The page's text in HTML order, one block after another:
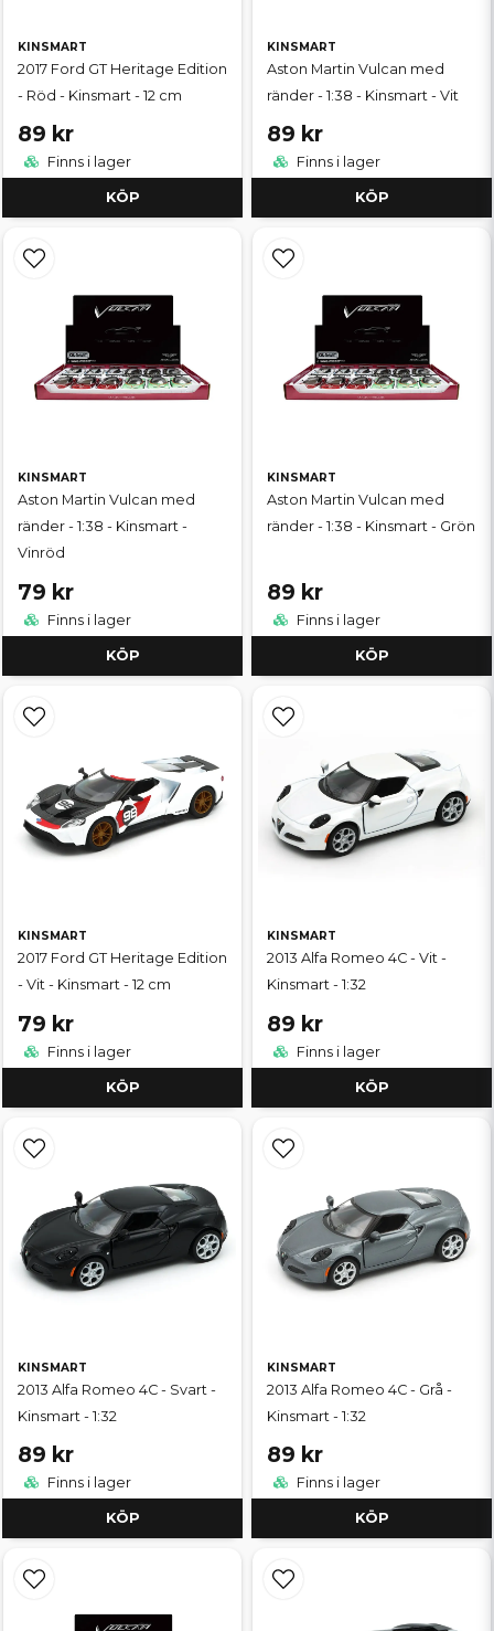
KINSMART
2017 Ford GT Heritage Edition
- Röd - Kinsmart - 12 cm
89 kr
Finns i lager
KÖP
KINSMART
Aston Martin Vulcan med
ränder - 1:38 - Kinsmart - Vit
89 kr
Finns i lager
KÖP
KINSMART
Aston Martin Vulcan med
ränder - 1:38 - Kinsmart -
Vinröd
79 kr
Finns i lager
KÖP
KINSMART
Aston Martin Vulcan med
ränder - 1:38 - Kinsmart - Grön
89 kr
Finns i lager
KÖP
KINSMART
2017 Ford GT Heritage Edition
- Vit - Kinsmart - 12 cm
79 kr
Finns i lager
KÖP
KINSMART
2013 Alfa Romeo 4C - Vit -
Kinsmart - 1:32
89 kr
Finns i lager
KÖP
KINSMART
2013 Alfa Romeo 4C - Svart -
Kinsmart - 1:32
89 kr
Finns i lager
KÖP
KINSMART
2013 Alfa Romeo 4C - Grå -
Kinsmart - 1:32
89 kr
Finns i lager
KÖP